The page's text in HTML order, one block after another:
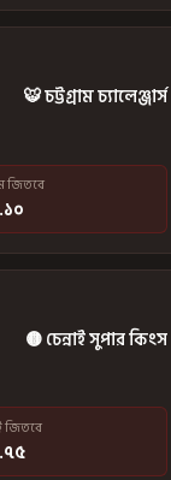
🐯 চট্টগ্রাম চ্যালেঞ্জার্স
জিতবে
🟡 চেন্নাই সুপার কিংস
জিতবে